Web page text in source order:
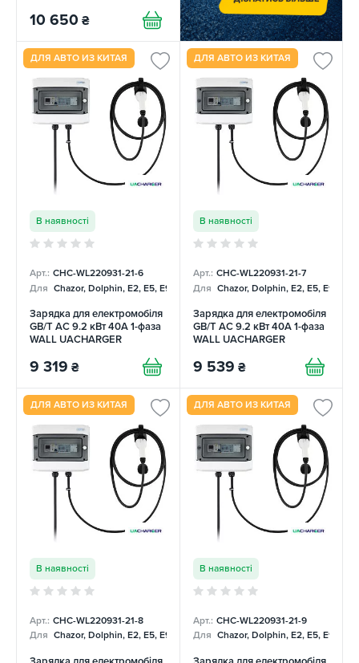
10 650 ₴
ДЛЯ АВТО ИЗ КИТАЯ
В наявності
Арт.: CHC-WL220931-21-6
Для Chazor, Dolphin, E2, E5, E9, Mercedes
Зарядка для електромобіля
GB/T AC 9.2 кВт 40А 1-фаза
WALL UACHARGER
9 319 ₴
ДЛЯ АВТО ИЗ КИТАЯ
В наявності
Арт.: CHC-WL220931-21-7
Для Chazor, Dolphin, E2, E5, E9,
Зарядка для електромобіля
GB/T AC 9.2 кВт 40А 1-фаза
WALL UACHARGER
9 539 ₴
ДЛЯ АВТО ИЗ КИТАЯ
В наявності
Арт.: CHC-WL220931-21-8
Для Chazor, Dolphin, E2, E5, E9, Mercedes
ДЛЯ АВТО ИЗ КИТАЯ
В наявності
Арт.: CHC-WL220931-21-9
Для Chazor, Dolphin, E2, E5, E9,